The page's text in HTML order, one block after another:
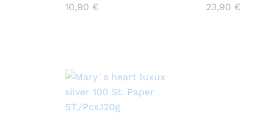
10,90 €
10,90 € 23,90 €
23,90 €